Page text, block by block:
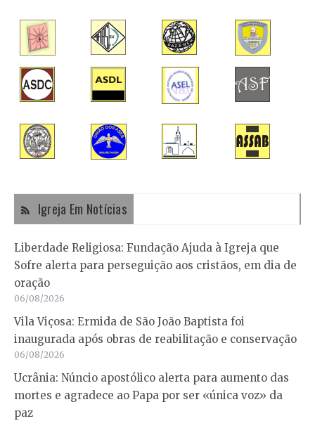
Igreja Em Notícias
Liberdade Religiosa: Fundação Ajuda à Igreja que
Sofre alerta para perseguição aos cristãos, em dia de
oração
06/08/2026
Vila Viçosa: Ermida de São João Baptista foi
inaugurada após obras de reabilitação e conservação
06/08/2026
Ucrânia: Núncio apostólico alerta para aumento das
mortes e agradece ao Papa por ser «única voz» da
paz